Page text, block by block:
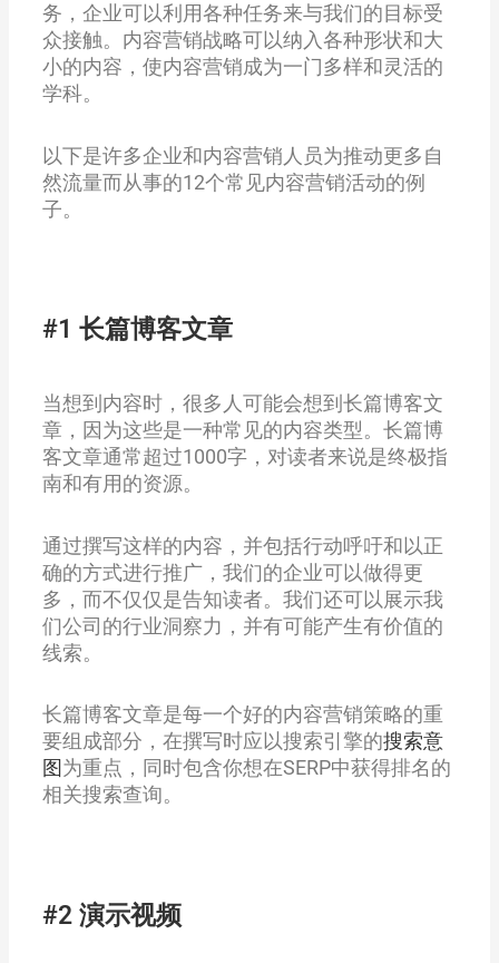
务，企业可以利用各种任务来与我们的目标受
众接触。内容营销战略可以纳入各种形状和大
小的内容，使内容营销成为一门多样和灵活的
学科。
以下是许多企业和内容营销人员为推动更多自
然流量而从事的12个常见内容营销活动的例
子。
#1 长篇博客文章
当想到内容时，很多人可能会想到长篇博客文
章，因为这些是一种常见的内容类型。长篇博
客文章通常超过1000字，对读者来说是终极指
南和有用的资源。
通过撰写这样的内容，并包括行动呼吁和以正
确的方式进行推广，我们的企业可以做得更
多，而不仅仅是告知读者。我们还可以展示我
们公司的行业洞察力，并有可能产生有价值的
线索。
长篇博客文章是每一个好的内容营销策略的重
要组成部分，在撰写时应以搜索引擎的搜索意
图为重点，同时包含你想在SERP中获得排名的
相关搜索查询。
#2 演示视频